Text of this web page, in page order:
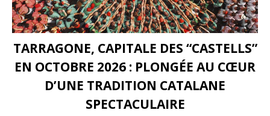
TARRAGONE, CAPITALE DES “CASTELLS”
EN OCTOBRE 2026 : PLONGÉE AU CŒUR
D’UNE TRADITION CATALANE
SPECTACULAIRE